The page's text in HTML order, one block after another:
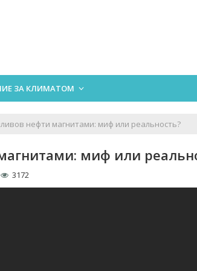
ЗА КЛИМАТОМ
нефти магнитами: миф или реальность?
миф или
3172